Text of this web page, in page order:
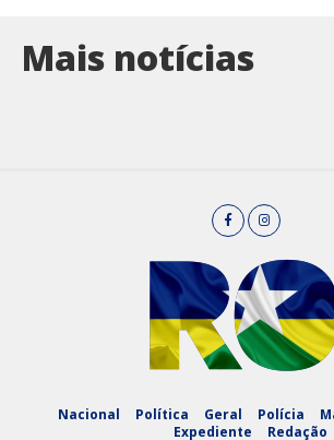
Mais notícias
Nacional Política Geral Polícia
Expediente
Redação